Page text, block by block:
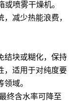
或喷雾干燥机。
减少热能浪费，
结块或糊化，保持
，适用于对纯度要
领域。
终含水率可降至